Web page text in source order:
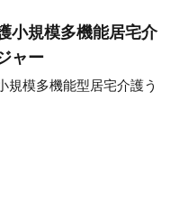
小規模多機能居宅介
ャー
規模多機能型居宅介護う